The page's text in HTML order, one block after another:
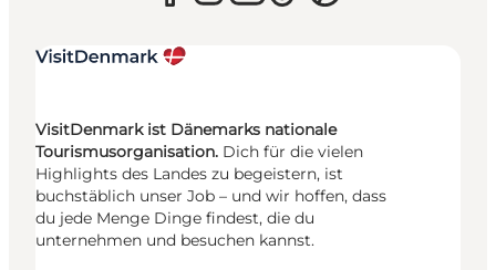
VisitDenmark ist Dänemarks nationale
Tourismusorganisation. Dich für die vielen
Highlights des Landes zu begeistern, ist
buchstäblich unser Job – und wir hoffen, dass
du jede Menge Dinge findest, die du
unternehmen und besuchen kannst.